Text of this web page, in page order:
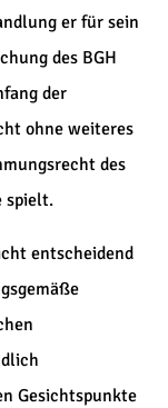
er für sein
des BGH
der
ohne weiteres
des
spielt.
entscheidend
Gesichtspunkte